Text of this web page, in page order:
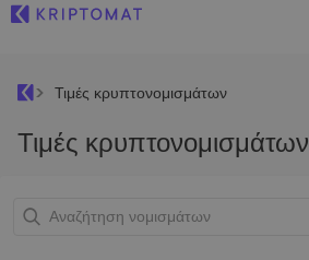
Τιμές κρυπτονομισμάτων
Τιμές κρυπτονομισμάτων